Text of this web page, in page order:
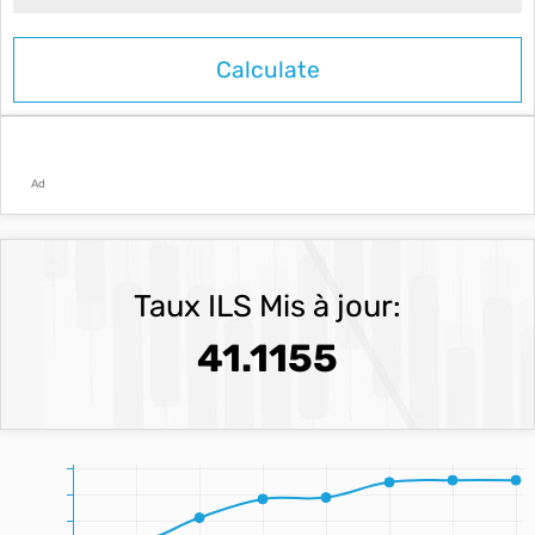
Ad
Taux ILS Mis à jour:
41.1155